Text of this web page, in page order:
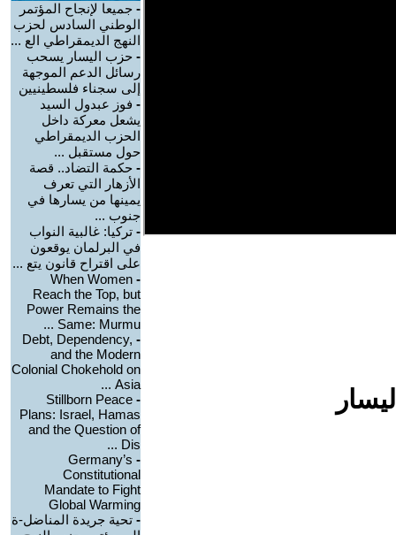
- جميعا لإنجاح المؤتمر
الوطني السادس لحزب
النهج الديمقراطي الع ...
- حزب اليسار يسحب
رسائل الدعم الموجهة
إلى سجناء فلسطينيين
- فوز عبدول السيد
يشعل معركة داخل
الحزب الديمقراطي
حول مستقبل ...
- حكمة التضاد.. قصة
الأزهار التي تعرف
يمينها من يسارها في
جنوب ...
- تركيا: غالبية النواب
في البرلمان يوقعون
على اقتراح قانون يتع ...
-
When Women
Reach the Top, but
Power Remains the
Same: Murmu ...
-
Debt, Dependency,
and the Modern
Colonial Chokehold on
Asia ...
-
Stillborn Peace
Plans: Israel, Hamas
and the Question of
Dis ...
-
Germany’s
Constitutional
Mandate to Fight
Global Warming
- تحية جريدة المناضل-ة